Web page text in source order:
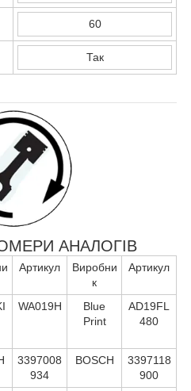
60
Так
АНАЛОГІВ
Артикул
Виробни
к
Артикул
WA019H
Blue
Print
AD19FL
480
3397008
934
BOSCH
3397118
900